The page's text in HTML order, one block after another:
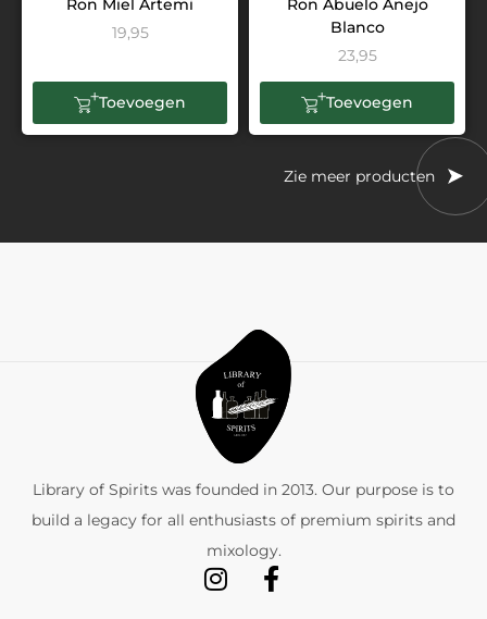
19,95
Toevoegen
Blanco
23,95
Toevoegen
Zie meer producten
Library of Spirits was founded in 2013. Our purpose is to
build a legacy for all enthusiasts of premium spirits and
mixology.